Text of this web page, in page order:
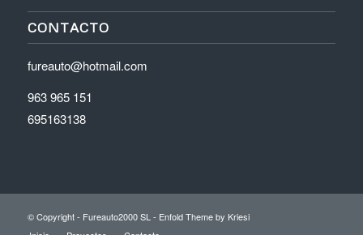
CONTACTO
fureauto@hotmail.com
963 965 151
695163138
© Copyright - Fureauto2000 SL - Enfold Theme by Kriesi